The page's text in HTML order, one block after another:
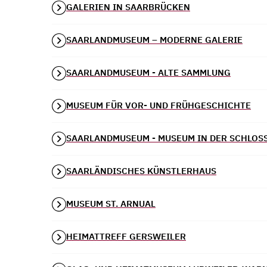
GALERIEN IN SAARBRÜCKEN
SAARLANDMUSEUM – MODERNE GALERIE
SAARLANDMUSEUM - ALTE SAMMLUNG
MUSEUM FÜR VOR- UND FRÜHGESCHICHTE
SAARLANDMUSEUM - MUSEUM IN DER
SAARLÄNDISCHES KÜNSTLERHAUS
MUSEUM ST. ARNUAL
HEIMATTREFF GERSWEILER